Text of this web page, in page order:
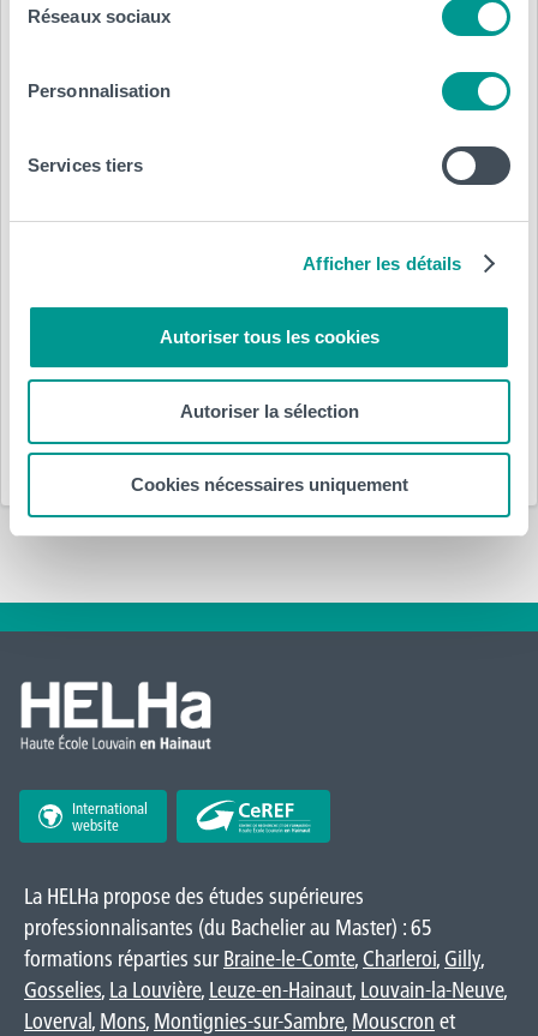
Réseaux sociaux
Personnalisation
Services tiers
Afficher les détails
Autoriser tous les cookies
Autoriser la sélection
Cookies nécessaires uniquement
7 juillet 2016parHELHa
Département(s) :
International
website
La HELHa propose des études supérieures
professionnalisantes (du Bachelier au Master) : 65
formations réparties surBraine-le-Comte, Charleroi, Gilly,
Gosselies, La Louvière, Leuze-en-Hainaut, Louvain-la-Neuve,
Loverval, Mons, Montignies-sur-Sambre, Mouscron et